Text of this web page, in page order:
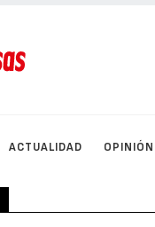
ACTUALIDAD OPINIÓN